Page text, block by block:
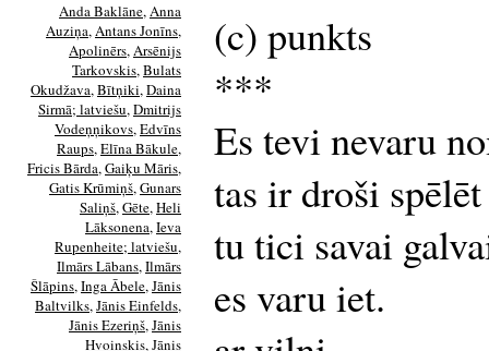
Anda Baklāne,Anna
Auziņa,Antans Jonīns,
Apolinērs,Arsēnijs
Tarkovskis,Bulats
Okudžava,Bītņiki,Daina
Sirmā; latviešu,Dmitrijs
Vodeņņikovs,Edvīns
Raups,Elīna Bākule,
Fricis Bārda,Gaiķu Māris,
Gatis Krūmiņš,Gunars
Saliņš,Gēte,Heli
Lāksonena,Ieva
Rupenheite; latviešu,
Ilmārs Lābans,Ilmārs
Šlāpins,Inga Ābele,Jānis
Baltvilks,Jānis Einfelds,
Jānis Ezeriņš,Jānis
Hvoinskis,Jānis
(c) punkts
***
Es tevi nevaru
tas ir droši
tu tici savai
es varu iet.